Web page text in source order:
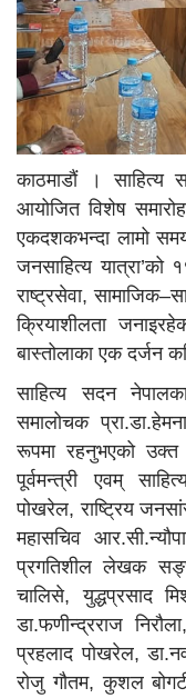
काठमाडाैं । साहित्य
आयोजित विशेष
एकदशकभन्दा लामो
जनसाहित्य
राष्ट्रसेवा,
क्रियाशीलता
बास्तोलाका एक दर्जन
साहित्य सदन
समालोचक
रूपमा रहनुभएको उक्त
पूर्वमन्त्री एवम्
पोखरेल, राष्ट्रिय
महासचिव
प्रगतिशील लेखक
चालिसे, युद्धप्रसाद
डा.फणीन्द्रराज
प्रहलाद पोखरेल,
रोजु गौतम, कुशल